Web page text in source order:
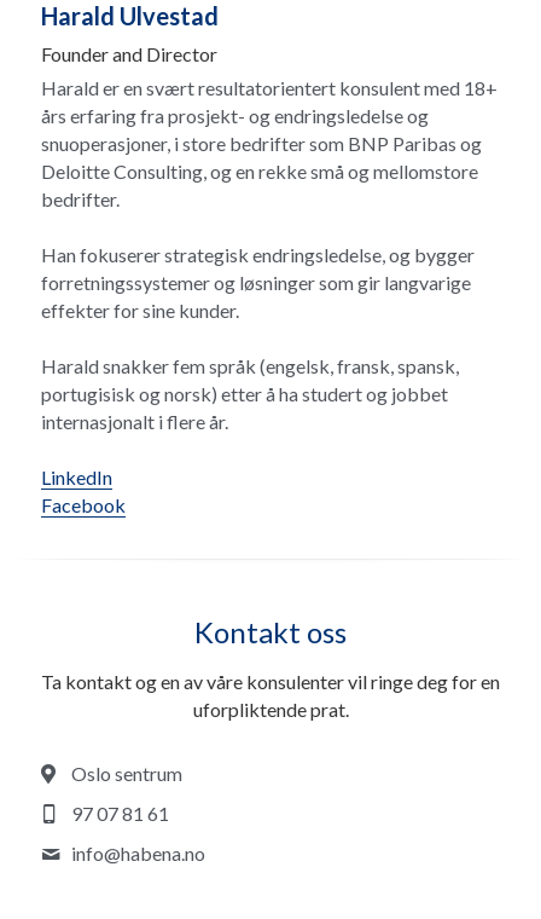
Harald Ulvestad
Founder and Director
Harald er en svært resultatorientert konsulent med 18+
års erfaring fra prosjekt- og endringsledelse og
snuoperasjoner, i store bedrifter som BNP Paribas og
Deloitte Consulting, og en rekke små og mellomstore
bedrifter.
Han fokuserer strategisk endringsledelse, og bygger
forretningssystemer og løsninger som gir langvarige
effekter for sine kunder.
Harald snakker fem språk (engelsk, fransk, spansk,
portugisisk og norsk) etter å ha studert og jobbet
internasjonalt i flere år.
LinkedIn
Facebook
Kontakt oss
Ta kontakt og en av våre konsulenter vil ringe deg for en
uforpliktende prat.
Oslo sentrum
97 07 81 61
info@habena.no